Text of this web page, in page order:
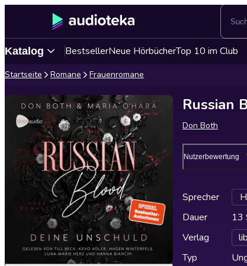
Katalog BestsellerNeue HörbücherTop 10 im Club
Startseite Romane Frauenromane
Russian
Don Both
Nutzerbewertung
Sprecher
Dauer
13
Verlag
Typ